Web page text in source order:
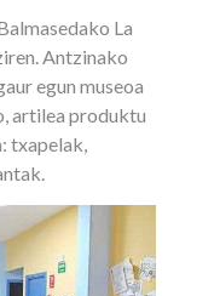
La
Antzinako
egun museoa
artilea produktu
txapelak,